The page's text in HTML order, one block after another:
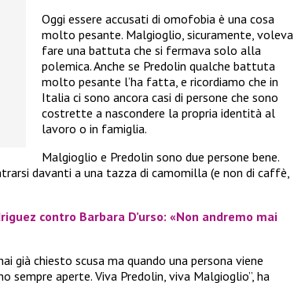
Oggi essere accusati di omofobia è una cosa
molto pesante. Malgioglio, sicuramente, voleva
fare una battuta che si fermava solo alla
polemica. Anche se Predolin qualche battuta
molto pesante l’ha fatta, e ricordiamo che in
Italia ci sono ancora casi di persone che sono
costrette a nascondere la propria identità al
lavoro o in famiglia.
Malgioglio e Predolin sono due persone bene.
davanti a una tazza di camomilla (e non di caffè,
contro Barbara D’urso: «Non andremo mai
già chiesto scusa ma quando una persona viene
sempre aperte. Viva Predolin, viva Malgioglio”, ha